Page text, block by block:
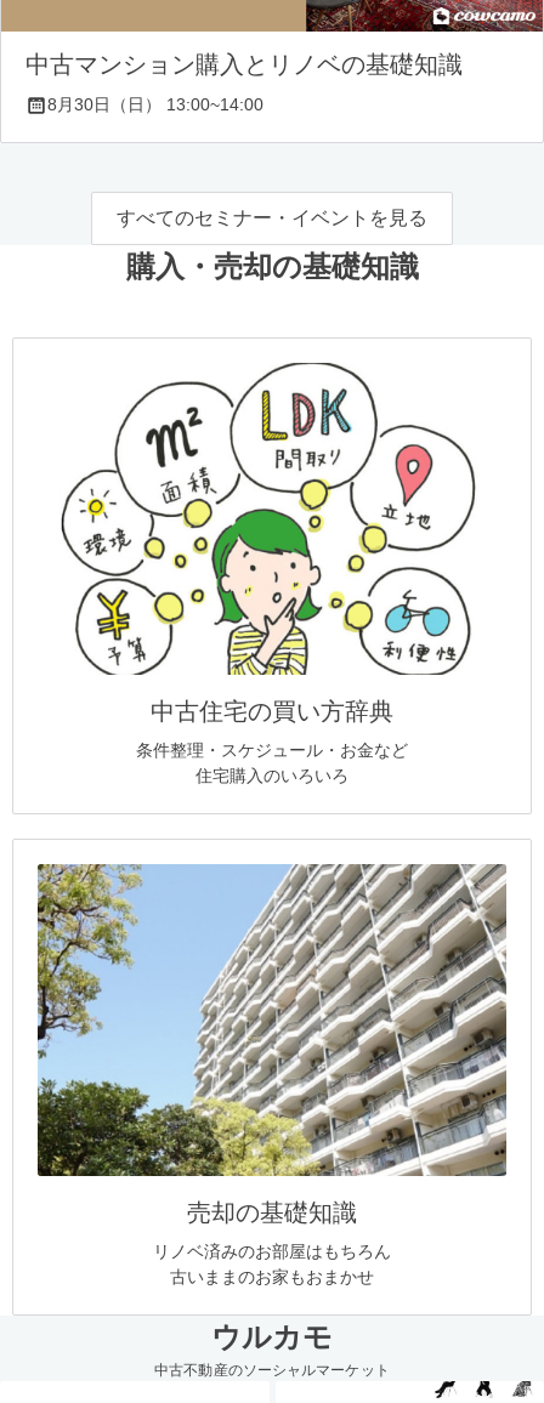
中古マンション購入とリノベの基礎知識
8月30日（日） 13:00~14:00
すべてのセミナー・イベントを見る
購入・売却の基礎知識
中古住宅の買い方辞典
条件整理・スケジュール・お金など
住宅購入のいろいろ
売却の基礎知識
リノベ済みのお部屋はもちろん
古いままのお家もおまかせ
ウルカモ
中古不動産のソーシャルマーケット